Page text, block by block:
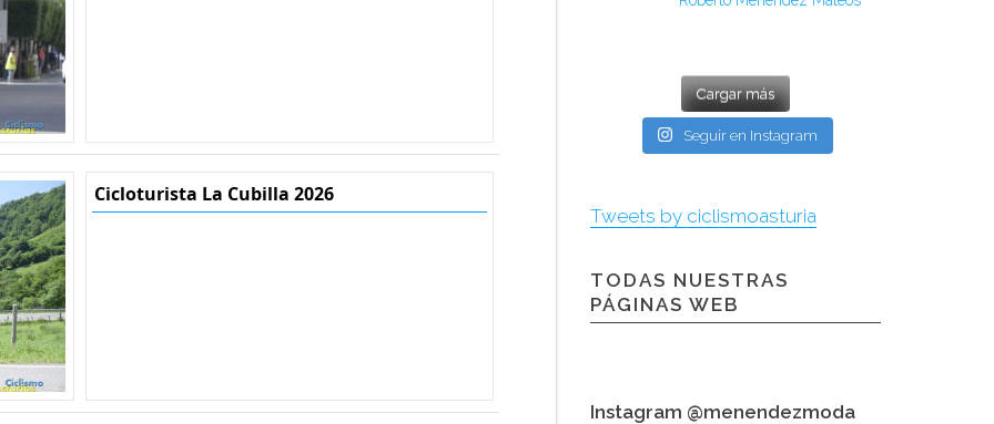
Cicloturista La Cubilla 2026
Cargar más
Seguir en Instagram
Tweets by ciclismoasturia
TODAS NUESTRAS
PÁGINAS WEB
Instagram @menendezmoda